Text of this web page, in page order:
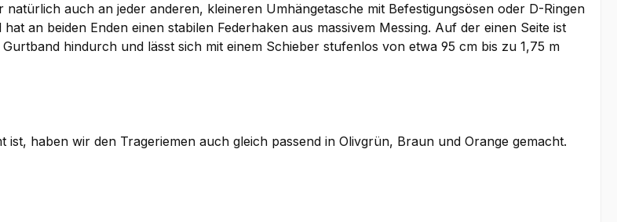
auch an jeder anderen, kleineren Umhängetasche mit Befestigungsösen oder D-Ringen
an beiden Enden einen stabilen Federhaken aus massivem Messing. Auf der einen Seite ist
hindurch und lässt sich mit einem Schieber stufenlos von etwa 95 cm bis zu 1,75 m
ist, haben wir den Trageriemen auch gleich passend in Olivgrün, Braun und Orange gemacht.